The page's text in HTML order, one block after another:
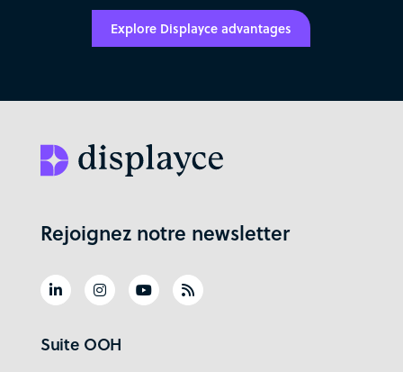
Explore Displayce advantages
Rejoignez notre newsletter
Suite OOH